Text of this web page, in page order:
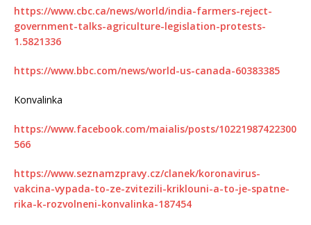
https://www.cbc.ca/news/world/india-farmers-reject-
government-talks-agriculture-legislation-protests-
1.5821336
https://www.bbc.com/news/world-us-canada-60383385
Konvalinka
https://www.facebook.com/maialis/posts/10221987422300
566
https://www.seznamzpravy.cz/clanek/koronavirus-
vakcina-vypada-to-ze-zvitezili-kriklouni-a-to-je-spatne-
rika-k-rozvolneni-konvalinka-187454